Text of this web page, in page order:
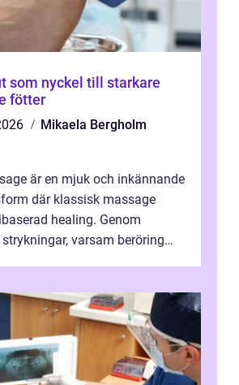
som nyckel till starkare
fötter
Mikaela Bergholm
är en mjuk och inkännande
där klassisk massage
healing. Genom
varsam beröring